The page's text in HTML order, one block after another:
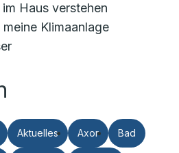
Haus verstehen
Klimaanlage
Aktuelles Axor Bad